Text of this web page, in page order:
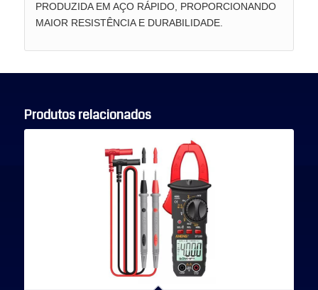
PRODUZIDA EM AÇO RÁPIDO, PROPORCIONANDO
MAIOR RESISTÊNCIA E DURABILIDADE.
Produtos relacionados